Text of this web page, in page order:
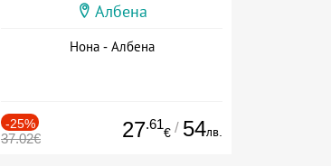
Албена
Нона - Албена
-25%
37.02€ 27.61
€ / 54лв.